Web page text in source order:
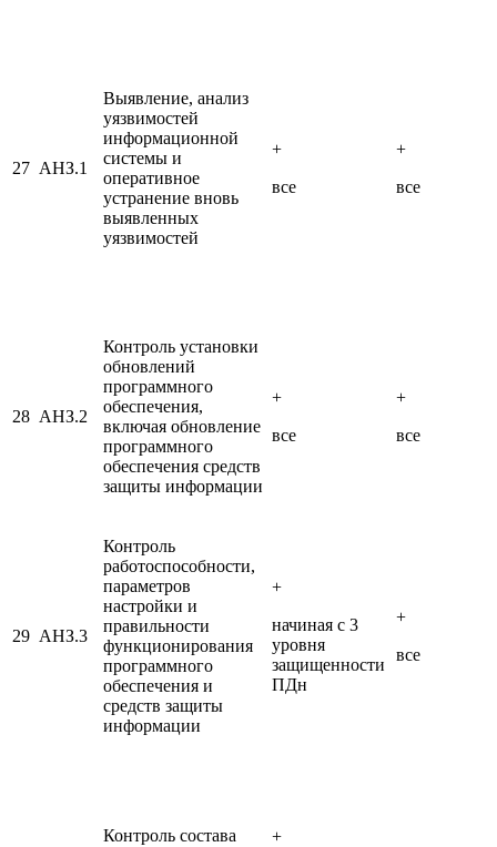
27 АНЗ.1
Выявление, анализ
уязвимостей
информационной
системы и
оперативное
устранение вновь
выявленных
уязвимостей
+
все
+
все
28 АНЗ.2
Контроль установки
обновлений
программного
обеспечения,
включая обновление
программного
обеспечения средств
защиты информации
+
все
+
все
29 АНЗ.3
Контроль
работоспособности,
параметров
настройки и
правильности
функционирования
программного
обеспечения и
средств защиты
информации
+
начиная с 3
уровня
защищенности
ПДн
+
все
Контроль состава
+